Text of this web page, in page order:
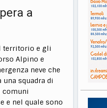
a
territorio e gli
Alpino e
neve che
squadra di
comuni
e nel quale sono